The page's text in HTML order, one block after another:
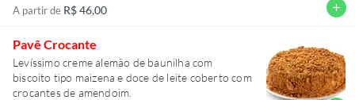
A partir de R$ 46,00 add
Pavê Crocante
Levíssimo creme alemão de baunilha com
biscoito tipo maizena e doce de leite coberto com
crocantes de amendoim.